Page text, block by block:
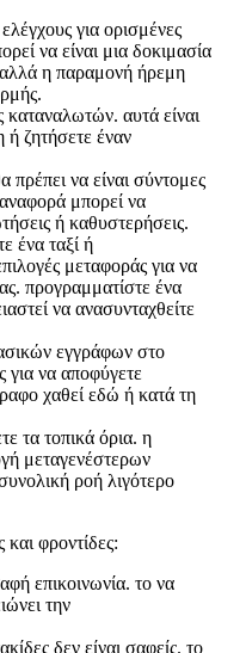
για ορισμένες
να είναι μια δοκιμασία
η παραμονή ήρεμη
καταναλωτών. αυτά είναι
ή ζητήσετε έναν
να είναι σύντομες
μπορεί να
ή καθυστερήσεις.
ένα ταξί ή
μεταφοράς για να
προγραμματίστε ένα
να ανασυνταχθείτε
εγγράφων στο
για να αποφύγετε
χαθεί εδώ ή κατά τη
τα τοπικά όρια. η
μεταγενέστερων
ροή λιγότερο
και φροντίδες:
επικοινωνία. το να
την
δεν είναι σαφείς. το